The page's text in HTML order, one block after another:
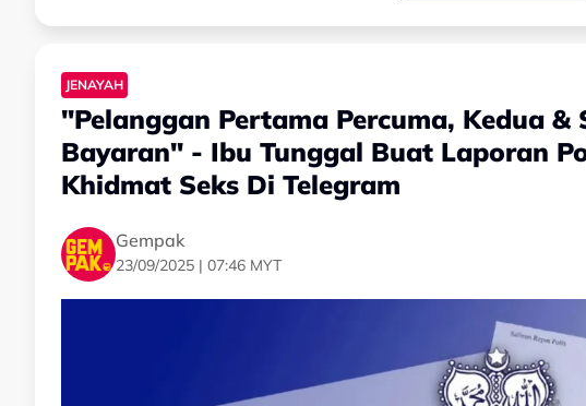
JENAYAH
"Pelanggan Pertama Percuma, Kedua &
Bayaran" - Ibu Tunggal Buat Laporan
Khidmat Seks Di Telegram
Gempak
23/09/2025 | 07:46 MYT